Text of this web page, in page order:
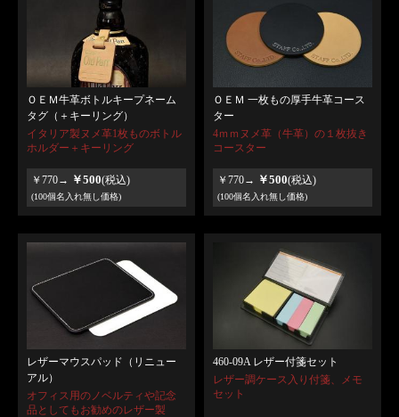
ＯＥＭ牛革ボトルキープネーム
タグ（＋キーリング）
イタリア製ヌメ革1枚ものボトル
ホルダー＋キーリング
￥770→ ￥500(税込)
(100個名入れ無し価格)
ＯＥＭ 一枚もの厚手牛革コース
ター
4ｍｍヌメ革（牛革）の１枚抜き
コースター
￥770→ ￥500(税込)
(100個名入れ無し価格)
レザーマウスパッド（リニュー
アル）
オフィス用のノベルティや記念
品としてもお勧めのレザー製
460-09A レザー付箋セット
レザー調ケース入り付箋、メモ
セット